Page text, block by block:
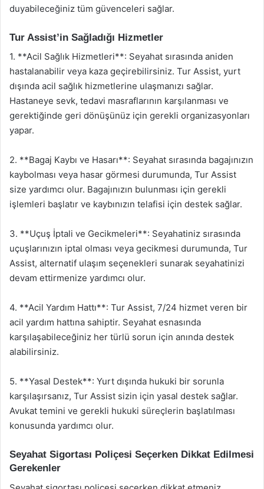
duyabileceğiniz tüm güvenceleri sağlar.
Tur Assist’in Sağladığı Hizmetler
1. **Acil Sağlık Hizmetleri**: Seyahat sırasında aniden
hastalanabilir veya kaza geçirebilirsiniz. Tur Assist, yurt
dışında acil sağlık hizmetlerine ulaşmanızı sağlar.
Hastaneye sevk, tedavi masraflarının karşılanması ve
gerektiğinde geri dönüşünüz için gerekli organizasyonları
yapar.
2. **Bagaj Kaybı ve Hasarı**: Seyahat sırasında bagajınızın
kaybolması veya hasar görmesi durumunda, Tur Assist
size yardımcı olur. Bagajınızın bulunması için gerekli
işlemleri başlatır ve kaybınızın telafisi için destek sağlar.
3. **Uçuş İptali ve Gecikmeleri**: Seyahatiniz sırasında
uçuşlarınızın iptal olması veya gecikmesi durumunda, Tur
Assist, alternatif ulaşım seçenekleri sunarak seyahatinizi
devam ettirmenize yardımcı olur.
4. **Acil Yardım Hattı**: Tur Assist, 7/24 hizmet veren bir
acil yardım hattına sahiptir. Seyahat esnasında
karşılaşabileceğiniz her türlü sorun için anında destek
alabilirsiniz.
5. **Yasal Destek**: Yurt dışında hukuki bir sorunla
karşılaşırsanız, Tur Assist sizin için yasal destek sağlar.
Avukat temini ve gerekli hukuki süreçlerin başlatılması
konusunda yardımcı olur.
Seyahat Sigortası Poliçesi Seçerken Dikkat Edilmesi
Gerekenler